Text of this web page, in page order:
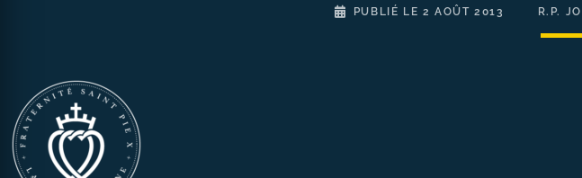
PUBLIÉ LE 2 AOÛT 2013 R.P.